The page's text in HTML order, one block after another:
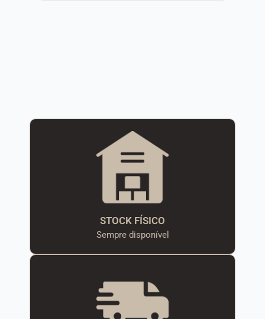
STOCK FÍSICO
Sempre disponível